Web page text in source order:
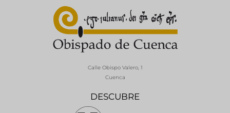
DESCUBRE
Calle Obispo Valero, 1
Cuenca